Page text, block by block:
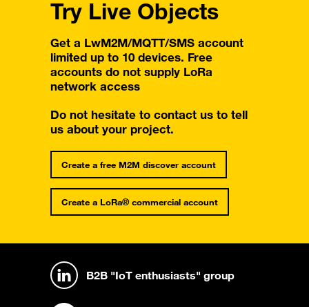
Try Live Objects
Get a LwM2M/MQTT/SMS account
limited up to 10 devices. Free
accounts do not supply LoRa
network access
Do not hesitate to contact us to tell
us about your project.
Create a free M2M discover account
Create a LoRa® commercial account
B2B "IoT enthusiasts" group